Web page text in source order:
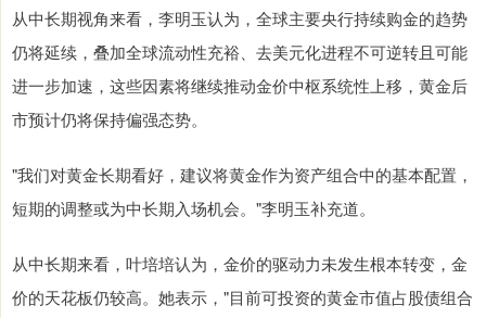
从中长期视角来看，李明玉认为，全球主要央行持续购金的趋势
仍将延续，叠加全球流动性充裕、去美元化进程不可逆转且可能
进一步加速，这些因素将继续推动金价中枢系统性上移，黄金后
市预计仍将保持偏强态势。
"我们对黄金长期看好，建议将黄金作为资产组合中的基本配置，
短期的调整或为中长期入场机会。"李明玉补充道。
从中长期来看，叶培培认为，金价的驱动力未发生根本转变，金
价的天花板仍较高。她表示，"目前可投资的黄金市值占股债组合